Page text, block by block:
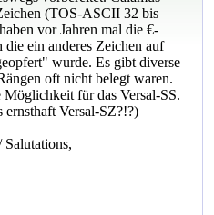
(TOS-ASCII 32 bis
vor Jahren mal die €-
ein anderes Zeichen auf
wurde. Es gibt diverse
oft nicht belegt waren.
für das Versal-SS.
ernsthaft Versal-SZ?!?)
Salutations,